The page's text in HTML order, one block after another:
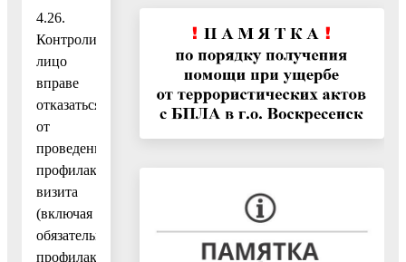
4.26.
Контролируемое
лицо
вправе
отказаться
от
проведения
профилактического
визита
(включая
обязательный
профилактический